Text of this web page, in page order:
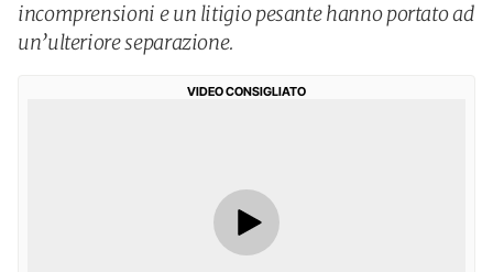
incomprensioni e un litigio pesante hanno portato ad
un’ulteriore separazione.
VIDEO CONSIGLIATO